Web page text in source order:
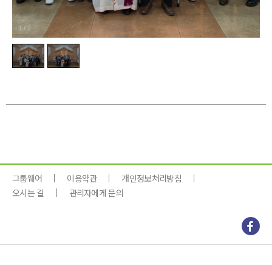
1 / 2
그룹웨어 이용약관
개인정보처리방침
오시는 길
관리자에게 문의